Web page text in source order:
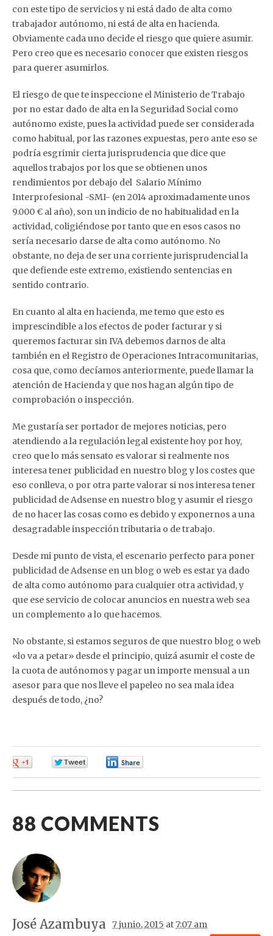
con este tipo de servicios y ni está dado de alta como
trabajador autónomo, ni está de alta en hacienda.
Obviamente cada uno decide el riesgo que quiere asumir.
Pero creo que es necesario conocer que existen riesgos
para querer asumirlos.
El riesgo de que te inspeccione el Ministerio de Trabajo
por no estar dado de alta en la Seguridad Social como
autónomo existe, pues la actividad puede ser considerada
como habitual, por las razones expuestas, pero ante eso se
podría esgrimir cierta jurisprudencia que dice que
aquellos trabajos por los que se obtienen unos
rendimientos por debajo del Salario Mínimo
Interprofesional -SMI- (en 2014 aproximadamente unos
9.000 € al año), son un indicio de no habitualidad en la
actividad, coligiéndose por tanto que en esos casos no
sería necesario darse de alta como autónomo. No
obstante, no deja de ser una corriente jurisprudencial la
que defiende este extremo, existiendo sentencias en
sentido contrario.
En cuanto al alta en hacienda, me temo que esto es
imprescindible a los efectos de poder facturar y si
queremos facturar sin IVA debemos darnos de alta
también en el Registro de Operaciones Intracomunitarias,
cosa que, como decíamos anteriormente, puede llamar la
atención de Hacienda y que nos hagan algún tipo de
comprobación o inspección.
Me gustaría ser portador de mejores noticias, pero
atendiendo a la regulación legal existente hoy por hoy,
creo que lo más sensato es valorar si realmente nos
interesa tener publicidad en nuestro blog y los costes que
eso conlleva, o por otra parte valorar si nos interesa tener
publicidad de Adsense en nuestro blog y asumir el riesgo
de no hacer las cosas como es debido y exponernos a una
desagradable inspección tributaria o de trabajo.
Desde mi punto de vista, el escenario perfecto para poner
publicidad de Adsense en un blog o web es estar ya dado
de alta como autónomo para cualquier otra actividad, y
que ese servicio de colocar anuncios en nuestra web sea
un complemento a lo que hacemos.
No obstante, si estamos seguros de que nuestro blog o web
«lo va a petar» desde el principio, quizá asumir el coste de
la cuota de autónomos y pagar un importe mensual a un
asesor para que nos lleve el papeleo no sea mala idea
después de todo, ¿no?
88 COMMENTS
José Azambuya 7 junio, 2015 at7:07 am